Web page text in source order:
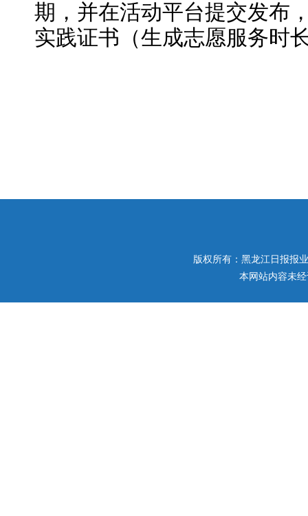
期，并在活动平台提交发布
实践证书（生成志愿服务时
版权所有：黑龙江日报报
本网站内容未